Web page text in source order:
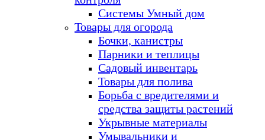
Системы Умный дом
Товары для огорода
Бочки, канистры
Парники и теплицы
Садовый инвентарь
Товары для полива
Борьба с вредителями и
средства защиты растений
Укрывные материалы
Умывальники и